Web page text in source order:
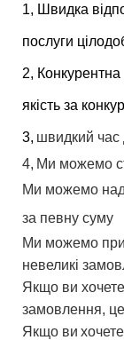
1, Швидка
послуги
2,
якість за
3, швидкий час
4, Ми можемо
Ми можемо
за певну суму
Ми можемо
невеликі
Якщо ви
замовлення,
Якщо ви хочете